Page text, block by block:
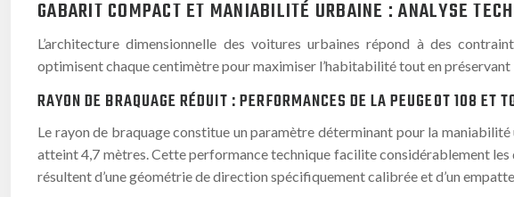
GABARIT COMPACT ET MANIABILITÉ URBAINE : ANALYSE
L’architecture dimensionnelle des voitures urbaines répond à des
optimisent chaque centimètre pour maximiser l’habitabilité tout en préservant
RAYON DE BRAQUAGE RÉDUIT : PERFORMANCES DE LA PEUGEOT 108 ET
Le rayon de braquage constitue un paramètre déterminant pour la
atteint 4,7 mètres. Cette performance technique facilite considérablement
résultent d’une géométrie de direction spécifiquement calibrée et d’un